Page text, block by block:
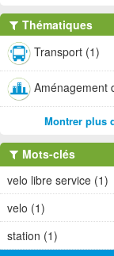
Thématiques
Transport (1)
Aménagement
Montrer plus
Mots-clés
velo libre service (1)
velo (1)
station (1)